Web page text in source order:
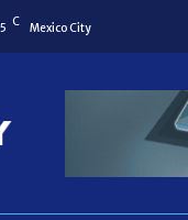
C Mexico City